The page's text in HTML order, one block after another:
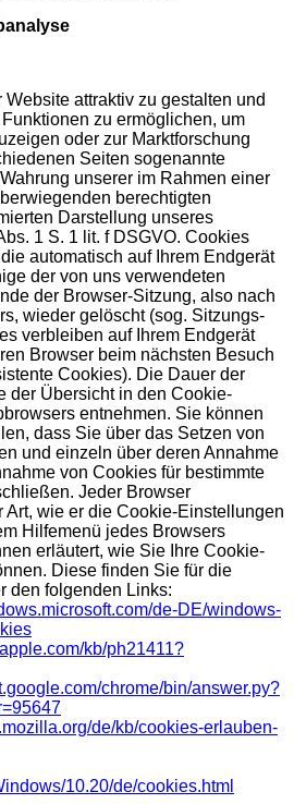
attraktiv zu gestalten und
zu ermöglichen, um
oder zur Marktforschung
Seiten sogenannte
unserer im Rahmen einer
berechtigten
Darstellung unseres
1 S. 1 lit. f DSGVO. Cookies
automatisch auf Ihrem Endgerät
der von uns verwendeten
der Browser-Sitzung, also nach
wieder gelöscht (sog. Sitzungs-
verbleiben auf Ihrem Endgerät
Browser beim nächsten Besuch
Cookies). Die Dauer der
der Übersicht in den Cookie-
entnehmen. Sie können
dass Sie über das Setzen von
und einzeln über deren Annahme
von Cookies für bestimmte
Jeder Browser
Art, wie er die Cookie-Einstellungen
Hilfemenü jedes Browsers
erläutert, wie Sie Ihre Cookie-
Diese finden Sie für die
den folgenden Links:
de-DE/windows-
kb/ph21411?
chrome/bin/answer.py?
de/kb/cookies-erlauben-
10.20/de/cookies.html